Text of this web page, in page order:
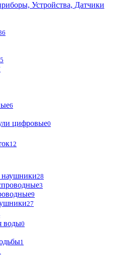
Устройства, Датчики
5
6
цифровые0
12
наушники28
3
9
27
воды0
1